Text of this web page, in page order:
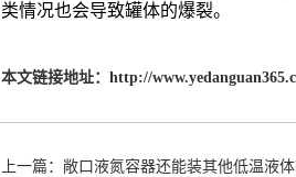
类情况也会导致罐体的爆裂。
本文链接地址： http://
上一篇：敞口液氮容器还能装其他低温液